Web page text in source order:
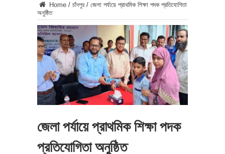
Home / চাঁদপুর / জেলা পর্যায়ে প্রাথমিক শিক্ষা পদক প্রতিযোগিতা
অনুষ্ঠিত
জেলা পর্যায়ে প্রাথমিক শিক্ষা পদক
প্রতিযোগিতা অনুষ্ঠিত